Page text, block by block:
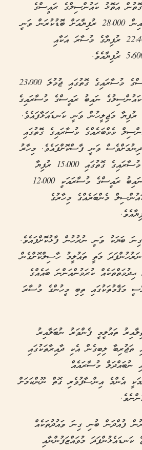
އަތޮޅު ކައުންސިލްގެ ރައީސްގެ
މުސާރަ 25،000 ރުފިޔާއިން 28،000 ރުފިޔާއަށް ބޮޑުކުރަން ވަނީ
ނިންމައިފައެވެ. އެއީ 22،400 ރުފިޔާގެ މުސާރަ އަކާއި
ރަށު ކައުންސިލްގެ ރައީސްގެ މުސާރައިގެ ގޮތުގައި ޖުމުލަ 23،000
ނައިބު ރައީސްގެ މުސާރައިގެ
ގޮތުގައި ޖުމުލަ 15،000 ރުފިޔާ މަޖިލީހުން ވަނީ ކަނޑައަޅާފައެވެ.
މެމްބަރެއްގެ މުސާރައިގެ ގޮތުގައި
ރުފިޔާ ދިނުމަށްވެސް ވަނީ ފާސްކޮށްފައެވެ. މިހާރު
ކައުންސިލް ރައީސްއަށް މުސާރައިގެ ގޮތުގައި 15،000 ރުފިޔާ
ލިބޭއިރު، ކައުންސިލުގެ ނައިބު ރައީސްގެ މުސާރައަކީ 12،000
މެންބަރެއްގެ މިހާރުގެ
ބަޔަކު ވަނީ ނުރުހުން ފާޅުކޮށްފައެވެ.
މަތީ ތައުލީމު ހާސިލްކޮށްގެން
ކުރަމުންއަންނަ ބައެއްގެ
މަޤާމުތަކުގައި ތިބި މީހުންގެ މުސާރަ
ތައުލީމީ ފެންވަރު ނުބަލާއިރު
ތަޖުރިބާ ލިބިގެން އެކި ދާއިރާތަކުގައި
ނުބައްދަލް މުސާރައެއް
އެންމެ އިންސާފުވެރި ގޮތް ނޫންކަމަށް
ފުއްދަން ބުނި ގިނަ ވައުދުތަކެއް
މުވައްޒަފުންނާއި